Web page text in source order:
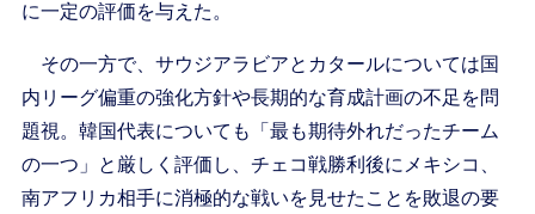
に一定の評価を与えた。
その一方で、サウジアラビアとカタールについては国
内リーグ偏重の強化方針や長期的な育成計画の不足を問
題視。韓国代表についても「最も期待外れだったチーム
の一つ」と厳しく評価し、チェコ戦勝利後にメキシコ、
南アフリカ相手に消極的な戦いを見せたことを敗退の要